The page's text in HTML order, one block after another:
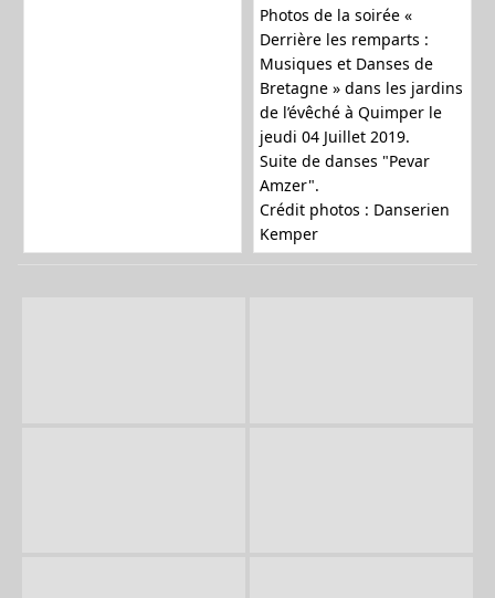
Photos de la soirée «
Derrière les remparts :
Musiques et Danses de
Bretagne » dans les jardins
de l’évêché à Quimper le
jeudi 04 Juillet 2019.
Suite de danses "Pevar
Amzer".
Crédit photos : Danserien
Kemper